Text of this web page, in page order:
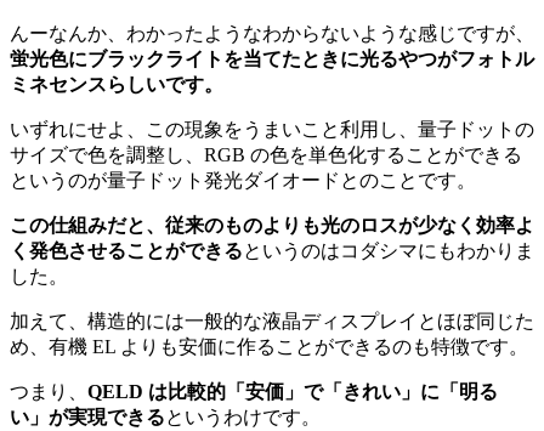
んーなんか、わかったようなわからないような感じですが、
蛍光色にブラックライトを当てたときに光るやつがフォトル
ミネセンスらしいです。
いずれにせよ、この現象をうまいこと利用し、量子ドットの
サイズで色を調整し、RGB の色を単色化することができる
というのが量子ドット発光ダイオードとのことです。
この仕組みだと、従来のものよりも光のロスが少なく効率よ
く発色させることができるというのはコダシマにもわかりま
した。
加えて、構造的には一般的な液晶ディスプレイとほぼ同じた
め、有機 EL よりも安価に作ることができるのも特徴です。
つまり、 QELD は比較的「安価」で「きれい」に「明る
い」が実現できるというわけです。